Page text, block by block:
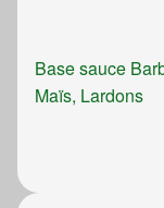
Base sauce
Maïs, Lardons